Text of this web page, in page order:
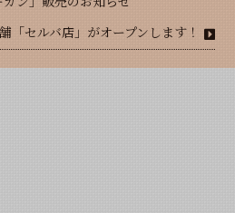
「セルバ店」がオープンします！